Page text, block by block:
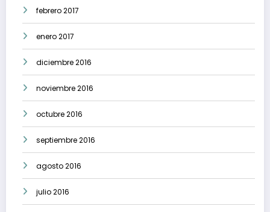
febrero 2017
enero 2017
diciembre 2016
noviembre 2016
octubre 2016
septiembre 2016
agosto 2016
julio 2016